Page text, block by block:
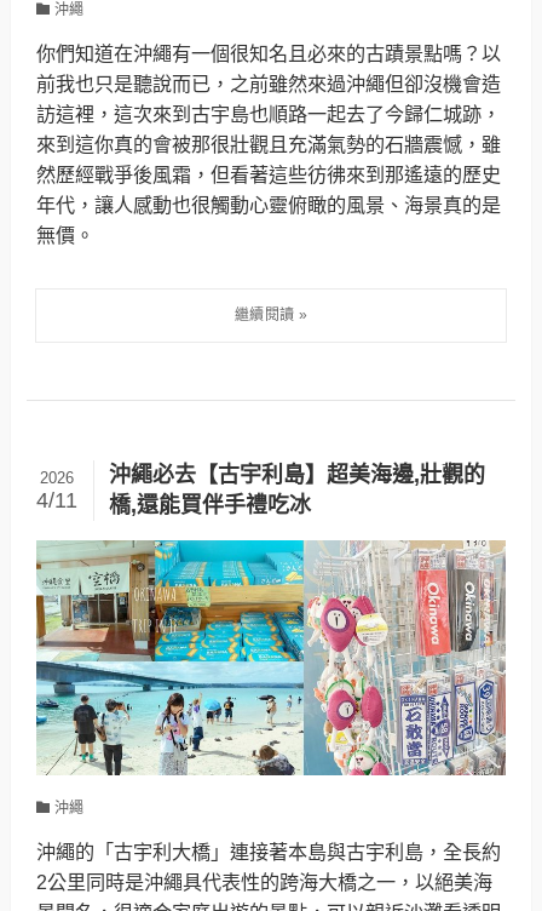
沖繩
你們知道在沖繩有一個很知名且必來的古蹟景點嗎？以
前我也只是聽說而已，之前雖然來過沖繩但卻沒機會造
訪這裡，這次來到古宇島也順路一起去了今歸仁城跡，
來到這你真的會被那很壯觀且充滿氣勢的石牆震憾，雖
然歷經戰爭後風霜，但看著這些彷彿來到那遙遠的歷史
年代，讓人感動也很觸動心靈俯瞰的風景、海景真的是
無價。
沖繩必去【古宇利島】超美海邊,壯觀的
橋,還能買伴手禮吃冰
2026
4/11
沖繩
沖繩的「古宇利大橋」連接著本島與古宇利島，全長約
2公里同時是沖繩具代表性的跨海大橋之一，以絕美海